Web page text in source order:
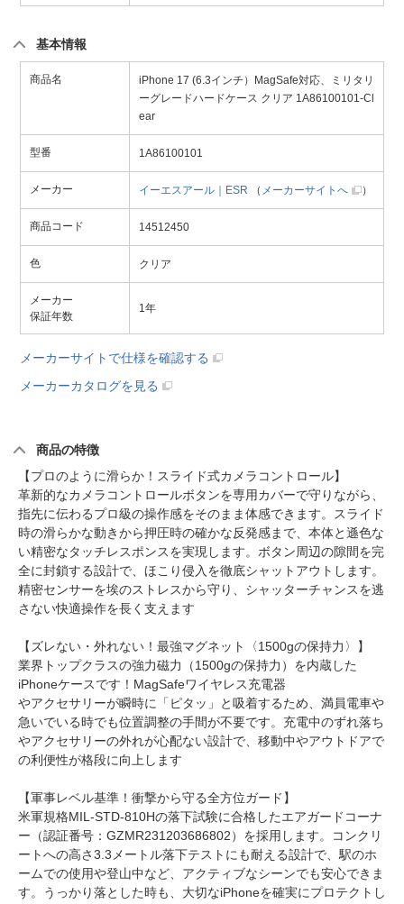
基本情報
商品名
iPhone 17 (6.3インチ）MagSafe対応、ミリタリ
ーグレードハードケース クリア 1A86100101-Cl
ear
型番 1A86100101
メーカー イーエスアール｜ESR （ メーカーサイトへ ）
商品コード 14512450
色 クリア
メーカー
保証年数
1年
メーカーサイトで仕様を確認する
メーカーカタログを見る
商品の特徴
【プロのように滑らか！スライド式カメラコントロール】
革新的なカメラコントロールボタンを専用カバーで守りながら、
指先に伝わるプロ級の操作感をそのまま体感できます。スライド
時の滑らかな動きから押圧時の確かな反発感まで、本体と遜色な
い精密なタッチレスポンスを実現します。ボタン周辺の隙間を完
全に封鎖する設計で、ほこり侵入を徹底シャットアウトします。
精密センサーを埃のストレスから守り、シャッターチャンスを逃
さない快適操作を長く支えます
【ズレない・外れない！最強マグネット〈1500gの保持力〉】
業界トップクラスの強力磁力（1500gの保持力）を内蔵した
iPhoneケースです！MagSafeワイヤレス充電器
やアクセサリーが瞬時に「ピタッ」と吸着するため、満員電車や
急いでいる時でも位置調整の手間が不要です。充電中のずれ落ち
やアクセサリーの外れが心配ない設計で、移動中やアウトドアで
の利便性が格段に向上します
【軍事レベル基準！衝撃から守る全方位ガード】
米軍規格MIL-STD-810Hの落下試験に合格したエアガードコーナ
ー（認証番号：GZMR231203686802）を採用します。コンクリ
ートへの高さ3.3メートル落下テストにも耐える設計で、駅のホ
ームでの使用や登山中など、アクティブなシーンでも安心できま
す。うっかり落とした時も、大切なiPhoneを確実にプロテクトし